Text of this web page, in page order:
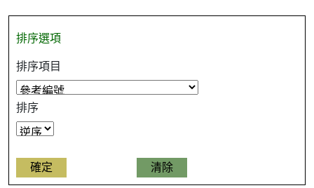
排序選項
排序項目
排序